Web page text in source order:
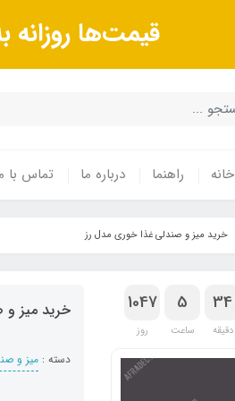
قیمت‌ها روزانه
خانه راهنما درباره ما تماس با
خرید میز و صندلی غذا خوری مدل رز
1047
روز
5
ساعت
34
دقیقه
خرید میز
دسته : میز و